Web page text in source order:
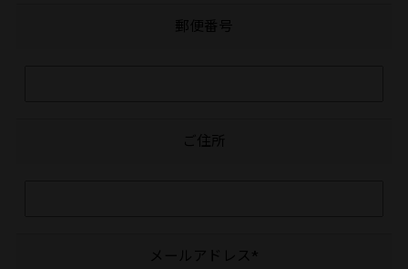
郵便番号
ご住所
メールアドレス*